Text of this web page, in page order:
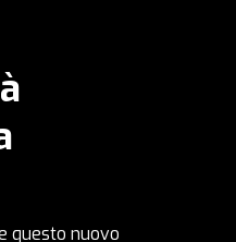
questo nuovo